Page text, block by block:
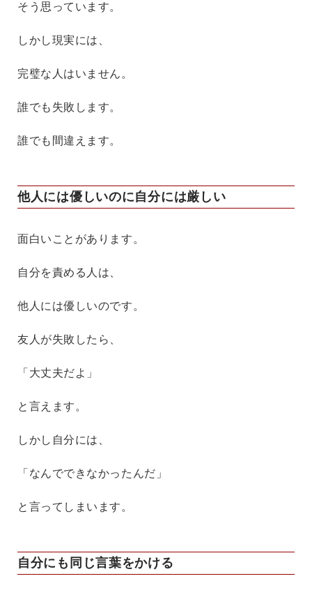
そう思っています。
しかし現実には、
完璧な人はいません。
誰でも失敗します。
誰でも間違えます。
他人には優しいのに自分には厳しい
面白いことがあります。
自分を責める人は、
他人には優しいのです。
友人が失敗したら、
「大丈夫だよ」
と言えます。
しかし自分には、
「なんでできなかったんだ」
と言ってしまいます。
自分にも同じ言葉をかける